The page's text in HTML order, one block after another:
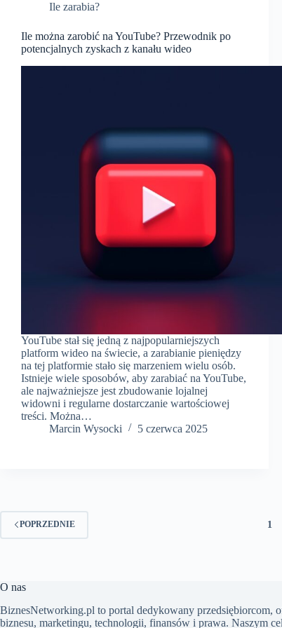
Ile zarabia?
Ile można zarobić na YouTube? Przewodnik po
potencjalnych zyskach z kanału wideo
YouTube stał się jedną z najpopularniejszych
platform wideo na świecie, a zarabianie pieniędzy
na tej platformie stało się marzeniem wielu osób.
Istnieje wiele sposobów, aby zarabiać na YouTube,
ale najważniejsze jest zbudowanie lojalnej
widowni i regularne dostarczanie wartościowej
treści. Można…
Marcin Wysocki
5 czerwca 2025
POPRZEDNIE 1
O nas
BiznesNetworking.pl to portal dedykowany przedsiębiorcom,
biznesu, marketingu, technologii, finansów i prawa. Naszym